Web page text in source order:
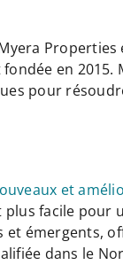
en
pour
et
facile
émergents,
dans le